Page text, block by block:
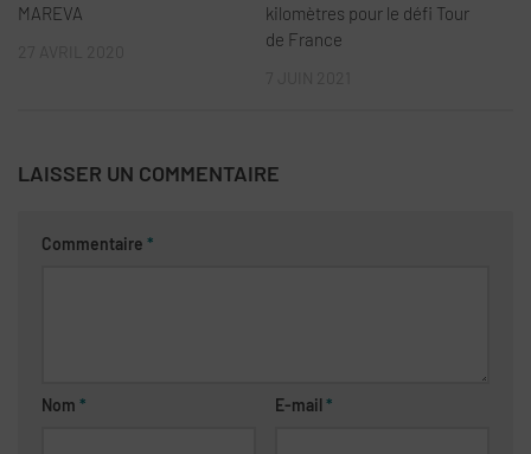
MAREVA
kilomètres pour le défi Tour
de France
LAISSER UN COMMENTAIRE
Commentaire *
Nom * E-mail*